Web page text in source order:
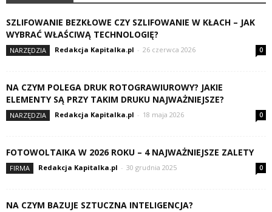
SZLIFOWANIE BEZKŁOWE CZY SZLIFOWANIE W KŁACH – JAK
WYBRAĆ WŁAŚCIWĄ TECHNOLOGIĘ?
NARZĘDZIA Redakcja Kapitalka.pl - 26 czerwca 2026 0
NA CZYM POLEGA DRUK ROTOGRAWIUROWY? JAKIE
ELEMENTY SĄ PRZY TAKIM DRUKU NAJWAŻNIEJSZE?
NARZĘDZIA Redakcja Kapitalka.pl - 18 maja 2026 0
FOTOWOLTAIKA W 2026 ROKU – 4 NAJWAŻNIEJSZE ZALETY
FIRMA Redakcja Kapitalka.pl - 30 grudnia 2025 0
NA CZYM BAZUJE SZTUCZNA INTELIGENCJA?